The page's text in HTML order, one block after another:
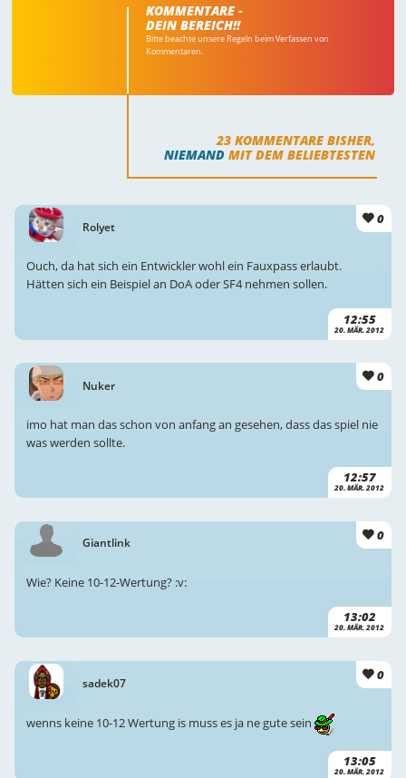
KOMMENTARE -
DEIN BEREICH!!
Bitte beachte unsere Regeln beim Verfassen von
Kommentaren.
23 KOMMENTARE BISHER,
NIEMAND MIT DEM BELIEBTESTEN
Rolyet
0
12:55
20. MÄR. 2012
Ouch, da hat sich ein Entwickler wohl ein Fauxpass erlaubt.
Hätten sich ein Beispiel an DoA oder SF4 nehmen sollen.
Nuker
0
12:57
20. MÄR. 2012
imo hat man das schon von anfang an gesehen, dass das spiel nie
was werden sollte.
Giantlink 0
13:02
20. MÄR. 2012
Wie? Keine 10-12-Wertung? :v:
sadek07
0
13:05
20. MÄR. 2012
wenns keine 10-12 Wertung is muss es ja ne gute sein